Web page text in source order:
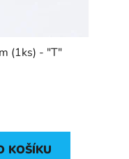
(1ks) - "T"
KOŠÍKU